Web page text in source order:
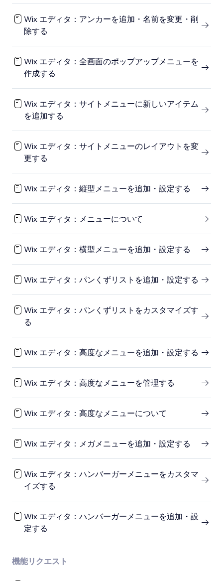
Wix エディタ：アンカーを追加・名前を変更・削
除する
Wix エディタ：全画面のポップアップメニューを
作成する
Wix エディタ：サイトメニューに新しいアイテム
を追加する
Wix エディタ：サイトメニューのレイアウトを変
更する
Wix エディタ：縦型メニューを追加・設定する
Wix エディタ：メニューについて
Wix エディタ：横型メニューを追加・設定する
Wix エディタ：パンくずリストを追加・設定する
Wix エディタ：パンくずリストをカスタマイズす
る
Wix エディタ：高度なメニューを追加・設定する
Wix エディタ：高度なメニューを管理する
Wix エディタ：高度なメニューについて
Wix エディタ：メガメニューを追加・設定する
Wix エディタ：ハンバーガーメニューをカスタマ
イズする
Wix エディタ：ハンバーガーメニューを追加・設
定する
機能リクエスト